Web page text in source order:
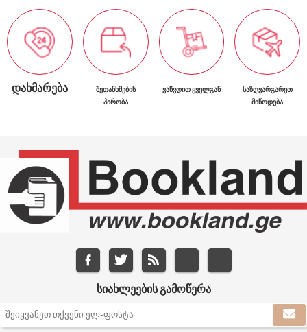
ᲓᲐᲮᲛᲐᲠᲔᲑᲐ
ᲨᲔᲗᲐᲜᲮᲛᲔᲑᲘᲡ
ᲞᲘᲠᲝᲑᲐ
ᲕᲐᲬᲕᲓᲘᲗ ᲧᲕᲔᲚᲒᲐᲜ
ᲡᲐᲖᲦᲕᲐᲠᲒᲐᲠᲔᲗ
ᲛᲘᲬᲝᲓᲔᲑᲐ
ᲡᲘᲐᲮᲚᲔᲔᲑᲘᲡ ᲒᲐᲛᲝᲬᲔᲠᲐ